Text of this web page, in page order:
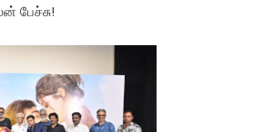
பேச்சு!